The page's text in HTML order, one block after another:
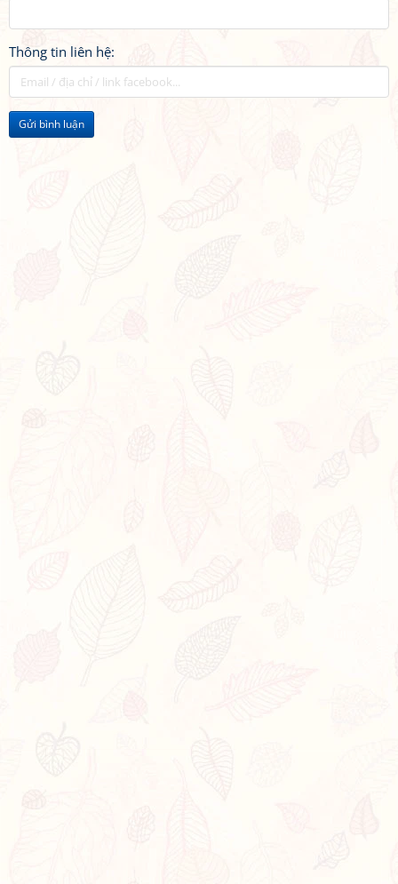
Thông tin liên hệ:
Gửi bình luận